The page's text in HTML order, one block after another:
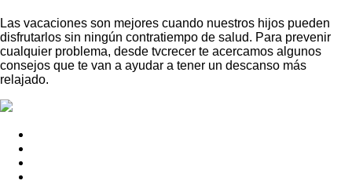
Las vacaciones son mejores cuando nuestros hijos pueden
disfrutarlos sin ningún contratiempo de salud. Para prevenir
cualquier problema, desde tvcrecer te acercamos algunos
consejos que te van a ayudar a tener un descanso más
relajado.